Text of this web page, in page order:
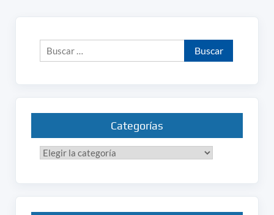
Buscar:
Categorías
Categorías